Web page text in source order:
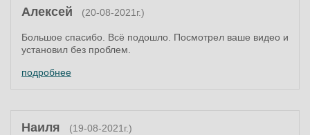
Алексей (20-08-2021г.)
Большое спасибо. Всё подошло. Посмотрел ваше видео и
установил без проблем.
подробнее
Наиля (19-08-2021г.)